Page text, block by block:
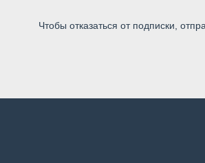
Чтобы отказаться от подписки,